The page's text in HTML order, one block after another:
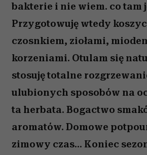
bakterie i nie wiem. co tam
Przygotowuję wtedy
czosnkiem, ziołami,
korzeniami. Otulam się
stosuję totalne
ulubionych sposobów na
ta herbata. Bogactwo
aromatów. Domowe
zimowy czas... Koniec